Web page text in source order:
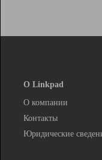
О Linkpad
О компании
Контакты
Юридические